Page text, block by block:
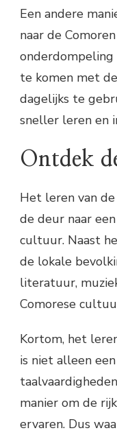
Een andere
naar de
te komen met
dagelijks te
sneller leren en
Ontdek
Het leren van
de deur naar
cultuur. Naast
de lokale
literatuur,
Comorese
Kortom, het
is niet alleen
manier om de
ervaren. Dus